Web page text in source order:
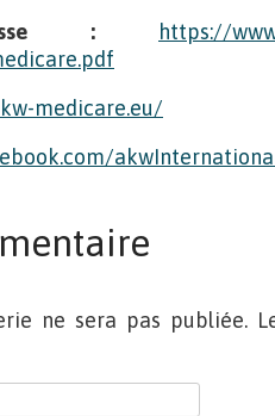
:
https://
medicare.eu/
ne sera pas publiée.